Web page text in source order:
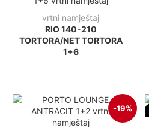
vrtni namještaj
RIO 140-210
TORTORA/NET TORTORA
1+6
-19%